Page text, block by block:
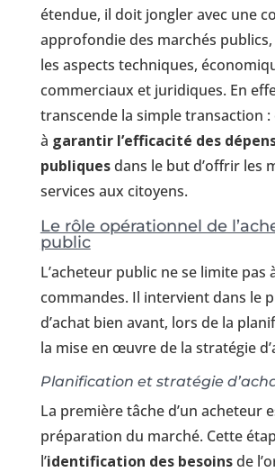
étendue, il doit jongler avec une
approfondie des marchés
les aspects techniques,
commerciaux et juridiques. En
transcende la simple transaction :
à garantir l’efficacité des
publiquesdans le but d’offrir les
services aux citoyens.
Le rôle opérationnel de
public
L’acheteur public ne se limite pas
commandes. Il intervient dans le
d’achat bien avant, lors de la
la mise en œuvre de la stratégie
Planification et stratégie
La première tâche d’un acheteur
préparation du marché. Cette
l’identification des besoinsde